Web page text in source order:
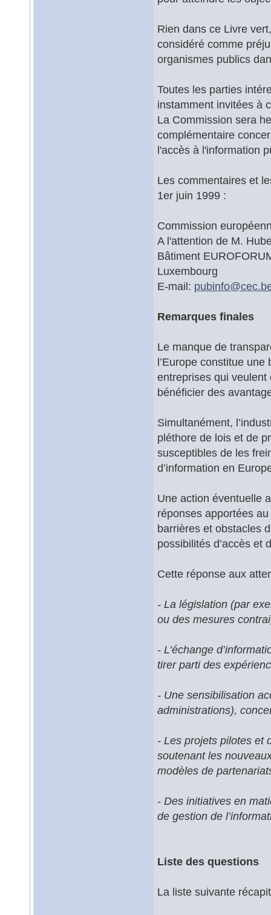
Rien dans ce Livre
considéré comme
organismes publics
Toutes les parties
instamment invitées à
La Commission sera
complémentaire
l'accès à l'information
Les commentaires et
1er juin 1999 :
Commission
A l'attention de M.
Bâtiment
Luxembourg
E-mail: pubinfo@
Remarques finales
Le manque de
l’Europe constitue
entreprises qui
bénéficier des
Simultanément,
pléthore de lois et de
susceptibles de les
d’information en
Une action éventuelle
réponses apportées
barrières et obstacles
possibilités d’accès et
Cette réponse aux
- La législation (par
ou des mesures
- L’échange
tirer parti des
- Une sensibilisation
administrations),
- Les projets pilotes et
soutenant les
modèles de
- Des initiatives en
de gestion de
Liste des questions
La liste suivante